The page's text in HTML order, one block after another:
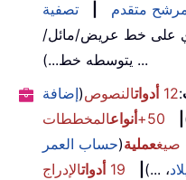
متقدم
تصفية
على خط عريض/مائل/
يتوسطه خط...) ...
:
12 أدواتالنصوص(إضافة
50+ أنواعالمخططات
عملية(حساب العمر
، ...) 19 أدواتالإدراج